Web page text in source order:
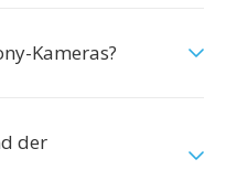
Kameras?
der